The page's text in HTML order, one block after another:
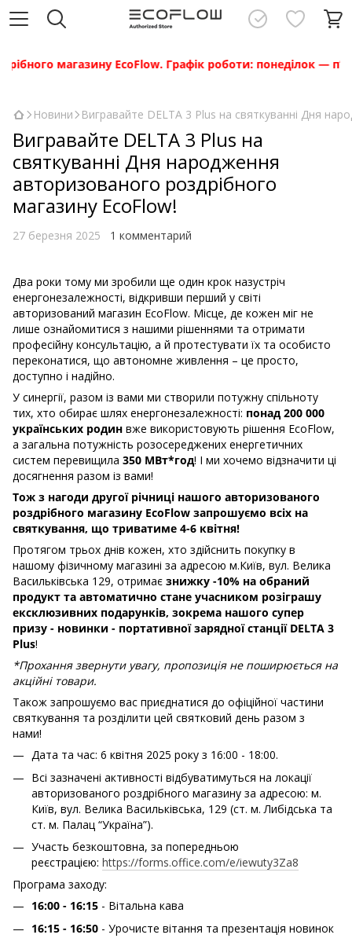
магазину EcoFlow. Графік роботи: понеділок —
Новини Вигравайте DELTA 3 Plus на святкуванні Дня
Вигравайте DELTA 3 Plus на
святкуванні Дня народження
авторизованого роздрібного
магазину EcoFlow!
27 березня 2025 1 комментарий
Два роки тому ми зробили ще один крок назустріч
енергонезалежності, відкривши перший у світі
авторизований магазин EcoFlow. Місце, де кожен міг не
лише ознайомитися з нашими рішеннями та отримати
професійну консультацію, а й протестувати їх та особисто
переконатися, що автономне живлення – це просто,
доступно і надійно.
У синергії, разом із вами ми створили потужну спільноту
тих, хто обирає шлях енергонезалежності: понад 200 000
українських родин вже використовують рішення EcoFlow,
а загальна потужність розосереджених енергетичних
систем перевищила 350 МВт*год! І ми хочемо відзначити ці
досягнення разом із вами!
Тож з нагоди другої річниці нашого авторизованого
роздрібного магазину EcoFlow запрошуємо всіх на
святкування, що триватиме 4-6 квітня!
Протягом трьох днів кожен, хто здійснить покупку в
нашому фізичному магазині за адресою м.Київ, вул. Велика
Васильківська 129, отримає знижку -10% на обраний
продукт та автоматично стане учасником розіграшу
ексклюзивних подарунків, зокрема нашого супер
призу - новинки - портативної зарядної станції DELTA 3
Plus!
*Прохання звернути увагу, пропозиція не поширюється на
акційні товари.
Також запрошуємо вас приєднатися до офіційної частини
святкування та розділити цей святковий день разом з
нами!
Дата та час: 6 квітня 2025 року з 16:00 - 18:00.
Всі зазначені активності відбуватимуться на локації
авторизованого роздрібного магазину за адресою: м.
Київ, вул. Велика Васильківська, 129 (ст. м. Либідська та
ст. м. Палац “Україна”).
Участь безкоштовна, за попередньою
реєстрацією: https://forms.office.com/e/iewuty3Za8
Програма заходу:
16:00 - 16:15 - Вітальна кава
16:15 - 16:50 - Урочисте вітання та презентація новинок